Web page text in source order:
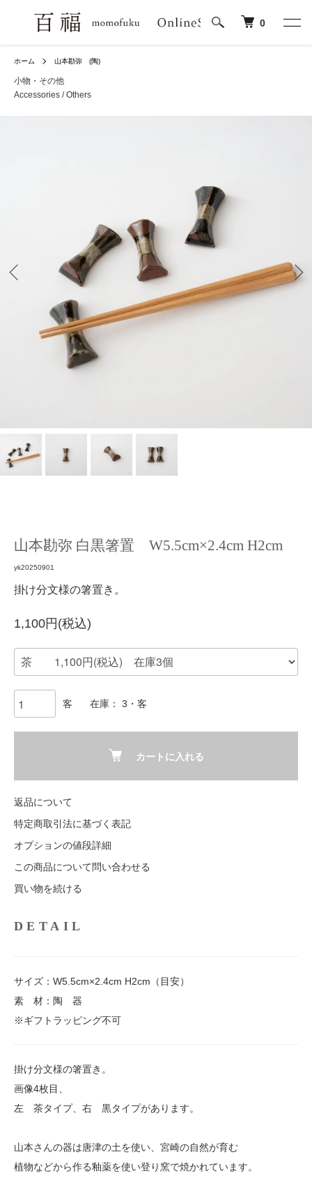
0
ホーム 山本勘弥 (陶)
小物・その他
Accessories / Others
山本勘弥 白黒箸置 W5.5cm×2.4cm H2cm
yk20250901
掛け分文様の箸置き。
1,100円(税込)
客 在庫： 3・客
カートに入れる
返品について
特定商取引法に基づく表記
オプションの値段詳細
この商品について問い合わせる
買い物を続ける
DETAIL
サイズ：W5.5cm×2.4cm H2cm（目安）
素 材：陶 器
※ギフトラッピング不可
掛け分文様の箸置き。
画像4枚目、
左 茶タイプ、右 黒タイプがあります。
山本さんの器は唐津の土を使い、宮崎の自然が育む
植物などから作る釉薬を使い登り窯で焼かれています。